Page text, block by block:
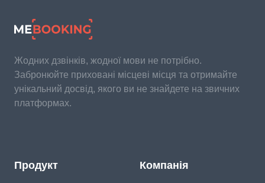
Жодних дзвінків, жодної мови не потрібно.
Забронюйте приховані місцеві місця та отримайте
унікальний досвід, якого ви не знайдете на звичних
платформах.
Продукт Компанія